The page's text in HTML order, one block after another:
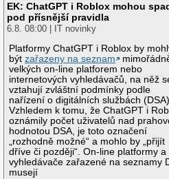
EK: ChatGPT i Roblox mohou
pod přísnější pravidla
6.8. 08:00 | IT novinky
Platformy ChatGPT i Roblox by
býtzařazeny na seznam
velkých on-line platforem nebo
internetových vyhledávačů, na něž
vztahují zvláštní podmínky podle
nařízení o digitálních službách
Vzhledem k tomu, že ChatGPT i
oznámily počet uživatelů nad
hodnotou DSA, je toto označení
„rozhodně možné“ a mohlo by „přijít
dříve či později“. On-line platformy a
vyhledávače zařazené na seznamy
musejí